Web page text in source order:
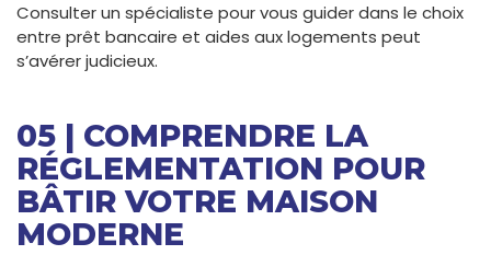
Consulter un spécialiste pour vous guider dans le choix
entre prêt bancaire et aides aux logements peut
s’avérer judicieux.
05 | COMPRENDRE LA
RÉGLEMENTATION POUR
BÂTIR VOTRE MAISON
MODERNE